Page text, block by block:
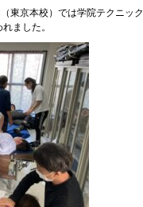
東京本校）では学院テクニッ
ました。